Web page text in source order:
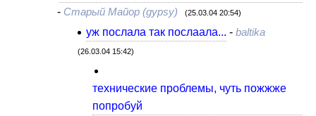
- Старый Майор (gypsy) (25.03.04 20:54)
уж послала так послаала... -baltika
(26.03.04 15:42)
технические проблемы, чуть пожжже
попробуй